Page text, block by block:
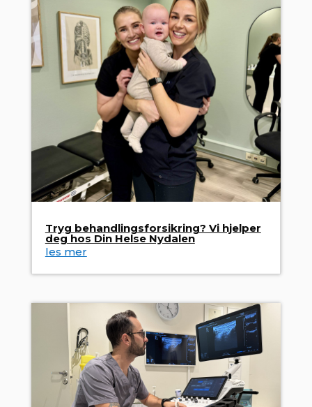
Tryg behandlingsforsikring? Vi hjelper
deg hos Din Helse Nydalen
les mer